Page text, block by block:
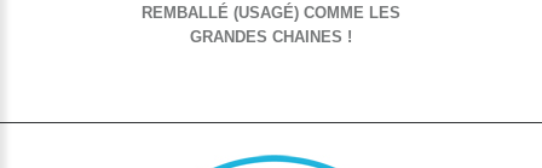
REMBALLÉ (USAGÉ) COMME LES
GRANDES CHAINES !